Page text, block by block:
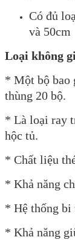
Có đủ
và 50cm
Loại không
* Một bộ bao
thùng 20 bộ.
* Là loại ray
hộc tủ.
* Chất liệu
* Khả năng
* Hệ thống
* Khả năng